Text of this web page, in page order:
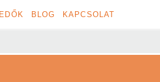
BLOG KAPCSOLAT